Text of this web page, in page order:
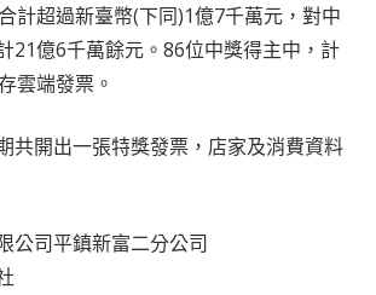
計超過新臺幣(下同)1億7千萬元，對中
21億6千萬餘元。86位中獎得主中，計
雲端發票。
共開出一張特獎發票，店家及消費資料
公司平鎮新富二分公司